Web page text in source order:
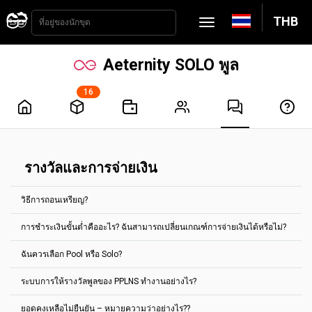
THB
Aeternity SOLO พูล
16
รางวัลและการจ่ายเงิน
วิธีการถอนเหรียญ?
การจ่ายเงินจะถูกดำเนินการโดยอัตโนมัติทุกๆ 2 ชั่วโมง ซึ่งในการรับเงิน
คุณจะต้องถึงเกณฑ์การจ่ายเงินที่กำหนดไว้ สำหรับเหรียญส่วนใหญ่ คุณ
สามารถตั้งค่าได้ในแท็บ "การตั้งค่าบัญชี"
ไม่?
รางวัลใด ๆ ที่สะสมโดยที่อยู่สกุลเงินดิจิทัลที่กำหนด สามารถจ่ายไปยังที่อยู่
การชำระเงินขั้นต่ำคืออะไร? ฉันสามารถเปลี่ยนเกณฑ์การจ่ายเงินได้หรือไม่?
การจ่ายเงินขั้นต่ำจะแสดงในหน้าหลักของกลุ่มเหรียญทุกเหรียญ
ตัวอย่างเช่น สำหรับกลุ่มการขุด Ethereum Classic มีการจ่ายเงินขั้นต่ำ
ฉันควรเลือก Pool หรือ Solo?
เลือกพูลตามค่าเริ่มต้น
เลือก Solo ก็ต่อเมื่อคุณมี hashpower มากพอ และรู้ว่า Solo ทำงาน
ระบบการให้รางวัลพูลของ PPLNS ทำงานอย่างไร?
ยอดคงเหลือไม่ยืนยัน – หมายความว่าอย่างไร??